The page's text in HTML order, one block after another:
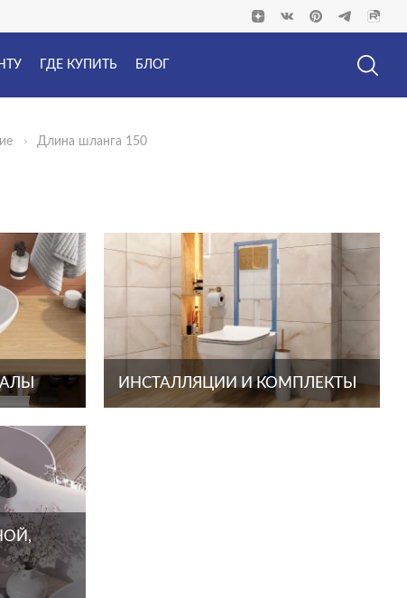
ГДЕ КУПИТЬ БЛОГ
Длина шланга 150
ИНСТАЛЛЯЦИИ И КОМПЛЕКТЫ